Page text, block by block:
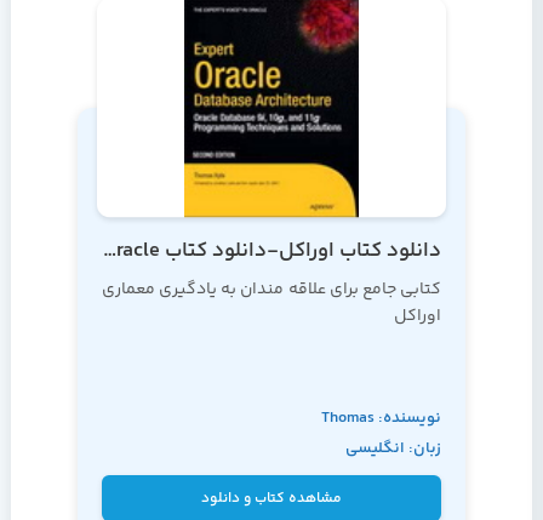
دانلود کتاب اوراکل-دانلود کتاب oracle-
کتابی جامع برای علاقه مندان به یادگیری معماری
اوراکل
نویسنده: Thomas
Kyte
زبان: انگلیسی
مشاهده کتاب و دانلود